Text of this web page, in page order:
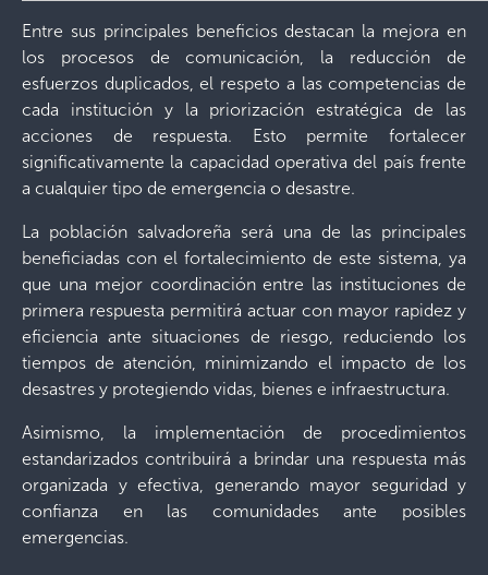
Entre sus principales beneficios destacan la mejora en
los procesos de comunicación, la reducción de
esfuerzos duplicados, el respeto a las competencias de
cada institución y la priorización estratégica de las
acciones de respuesta. Esto permite fortalecer
significativamente la capacidad operativa del país frente
a cualquier tipo de emergencia o desastre.
La población salvadoreña será una de las principales
beneficiadas con el fortalecimiento de este sistema, ya
que una mejor coordinación entre las instituciones de
primera respuesta permitirá actuar con mayor rapidez y
eficiencia ante situaciones de riesgo, reduciendo los
tiempos de atención, minimizando el impacto de los
desastres y protegiendo vidas, bienes e infraestructura.
Asimismo, la implementación de procedimientos
estandarizados contribuirá a brindar una respuesta más
organizada y efectiva, generando mayor seguridad y
confianza en las comunidades ante posibles
emergencias.